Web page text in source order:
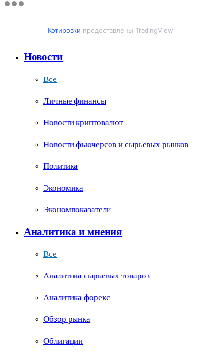
Котировки предоставлены TradingView
Новости
Все
Личные финансы
Новости криптовалют
Новости фьючерсов и сырьевых рынков
Политика
Экономика
Экономпоказатели
Аналитика и мнения
Все
Аналитика сырьевых товаров
Аналитика форекс
Обзор рынка
Облигации